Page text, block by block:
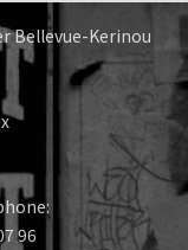
Bellevue-Kerinou
96